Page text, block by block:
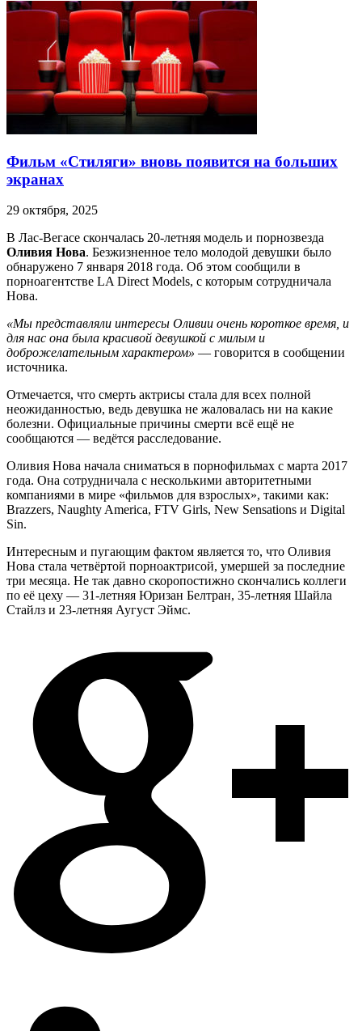
Фильм «Стиляги» вновь появится на больших
экранах
29 октября, 2025
В Лас-Вегасе скончалась 20-летняя модель и порнозвезда
Оливия Нова. Безжизненное тело молодой девушки было
обнаружено 7 января 2018 года. Об этом сообщили в
порноагентстве LA Direct Models, с которым сотрудничала
Нова.
«Мы представляли интересы Оливии очень короткое время, и
для нас она была красивой девушкой с милым и
доброжелательным характером» — говорится в сообщении
источника.
Отмечается, что смерть актрисы стала для всех полной
неожиданностью, ведь девушка не жаловалась ни на какие
болезни. Официальные причины смерти всё ещё не
сообщаются — ведётся расследование.
Оливия Нова начала сниматься в порнофильмах с марта 2017
года. Она сотрудничала с несколькими авторитетными
компаниями в мире «фильмов для взрослых», такими как:
Brazzers, Naughty America, FTV Girls, New Sensations и Digital
Sin.
Интересным и пугающим фактом является то, что Оливия
Нова стала четвёртой порноактрисой, умершей за последние
три месяца. Не так давно скоропостижно скончались коллеги
по её цеху — 31-летняя Юризан Белтран, 35-летняя Шайла
Стайлз и 23-летняя Аугуст Эймс.